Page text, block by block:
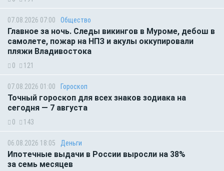
07.08.2026 07:00 Общество
Главное за ночь. Следы викингов в Муроме, дебош в
самолете, пожар на НПЗ и акулы оккупировали
пляжи Владивостока
0 121
07.08.2026 01:00 Гороскоп
Точный гороскоп для всех знаков зодиака на
сегодня — 7 августа
0 143
06.08.2026 18:05 Деньги
Ипотечные выдачи в России выросли на 38%
за семь месяцев